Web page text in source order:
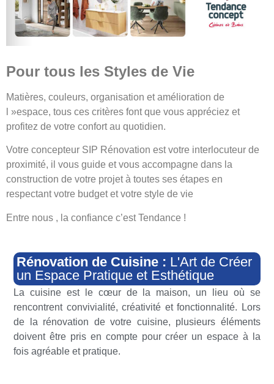
Pour tous les Styles de Vie
Matières, couleurs, organisation et amélioration de
l »espace, tous ces critères font que vous appréciez et
profitez de votre confort au quotidien.
Votre concepteur SIP Rénovation est votre interlocuteur de
proximité, il vous guide et vous accompagne dans la
construction de votre projet à toutes ses étapes en
respectant votre budget et votre style de vie
Entre nous , la confiance c’est Tendance !
Rénovation de Cuisine : L'Art de Créer
un Espace Pratique et Esthétique
La cuisine est le cœur de la maison, un lieu où se
rencontrent convivialité, créativité et fonctionnalité. Lors
de la rénovation de votre cuisine, plusieurs éléments
doivent être pris en compte pour créer un espace à la
fois agréable et pratique.